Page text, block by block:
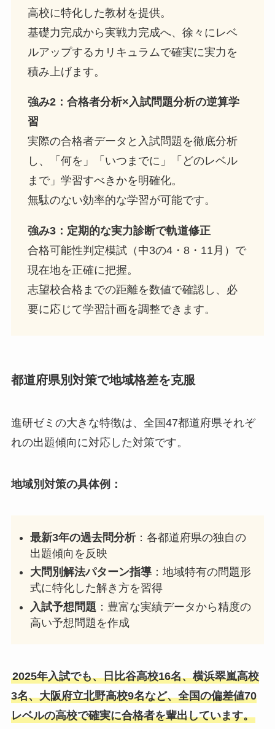
高校に特化した教材を提供。
基礎力完成から実戦力完成へ、徐々にレベ
ルアップするカリキュラムで確実に実力を
積み上げます。
強み2：合格者分析×入試問題分析の逆算学
習
実際の合格者データと入試問題を徹底分析
し、「何を」「いつまでに」「どのレベル
まで」学習すべきかを明確化。
無駄のない効率的な学習が可能です。
強み3：定期的な実力診断で軌道修正
合格可能性判定模試（中3の4・8・11月）で
現在地を正確に把握。
志望校合格までの距離を数値で確認し、必
要に応じて学習計画を調整できます。
都道府県別対策で地域格差を克服
進研ゼミの大きな特徴は、全国47都道府県それぞ
れの出題傾向に対応した対策です。
地域別対策の具体例：
最新3年の過去問分析：各都道府県の独自の
出題傾向を反映
大問別解法パターン指導 ：地域特有の問題形
式に特化した解き方を習得
入試予想問題 ：豊富な実績データから精度の
高い予想問題を作成
2025年入試でも、日比谷高校16名、横浜翠嵐高校
3名、大阪府立北野高校9名など、全国の偏差値70
レベルの高校で確実に合格者を輩出しています。